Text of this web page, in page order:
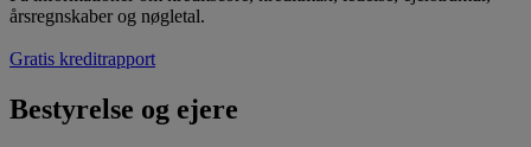
årsregnskaber og nøgletal.
Gratis kreditrapport
Bestyrelse og ejere